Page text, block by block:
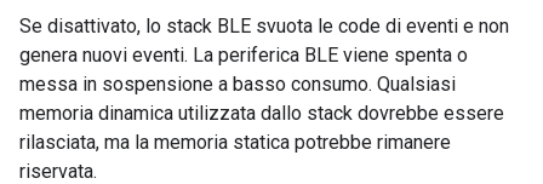
Se disattivato, lo stack BLE svuota le code di eventi e non
genera nuovi eventi. La periferica BLE viene spenta o
messa in sospensione a basso consumo. Qualsiasi
memoria dinamica utilizzata dallo stack dovrebbe essere
rilasciata, ma la memoria statica potrebbe rimanere
riservata.